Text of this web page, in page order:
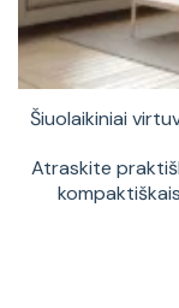
Šiuolaikiniai
Atraskite